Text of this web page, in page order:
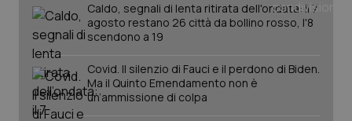
Caldo, segnali di lenta ritirata dell'ondata: il 7
agosto restano 26 città da bollino rosso, l'8
scendono a 19
Covid. Il silenzio di Fauci e il perdono di Biden.
Ma il Quinto Emendamento non è
un’ammissione di colpa
tracking-sites-ironfish-
tracking-enable
www.quotidianosanita.it
tracking-sites-ironfish-
session-id